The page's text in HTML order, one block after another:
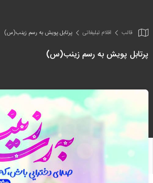
قالب اقلام تبلیغاتی پرتابل پویش به رسم زینب(س)
پرتابل پویش به رسم زینب(س)